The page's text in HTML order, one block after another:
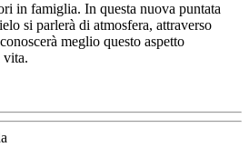
in famiglia. In questa nuova puntata
si parlerà di atmosfera, attraverso
meglio questo aspetto
vita.